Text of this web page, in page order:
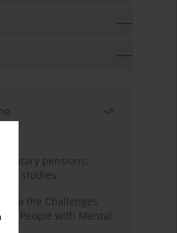
pensions:
studies
into the Challenges
People with Mental